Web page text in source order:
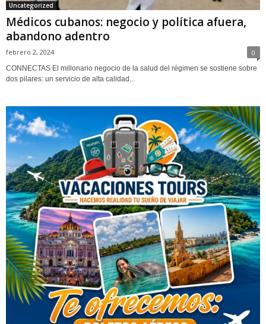
Uncategorized
Médicos cubanos: negocio y política afuera,
abandono adentro
febrero 2, 2024 0
CONNECTAS El millonario negocio de la salud del régimen se sostiene sobre
dos pilares: un servicio de alta calidad...